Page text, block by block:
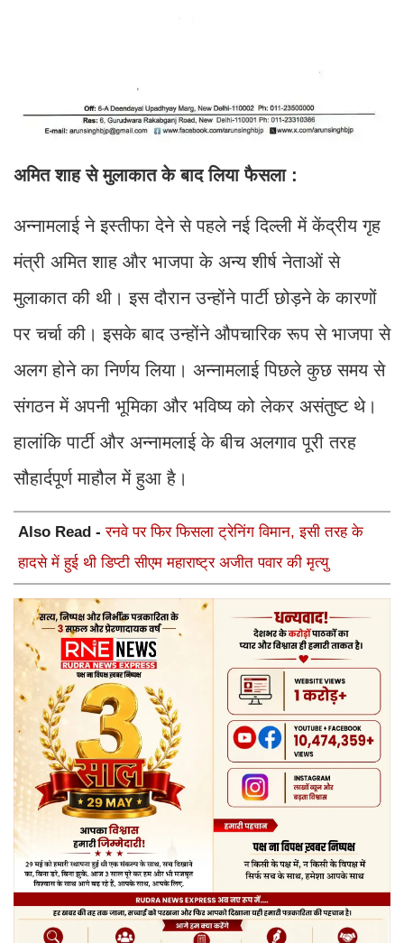
अमित शाह से मुलाकात के बाद लिया फैसला :
अन्नामलाई ने इस्तीफा देने से पहले नई दिल्ली में केंद्रीय गृह
मंत्री अमित शाह और भाजपा के अन्य शीर्ष नेताओं से
मुलाकात की थी। इस दौरान उन्होंने पार्टी छोड़ने के कारणों
पर चर्चा की। इसके बाद उन्होंने औपचारिक रूप से भाजपा से
अलग होने का निर्णय लिया। अन्नामलाई पिछले कुछ समय से
संगठन में अपनी भूमिका और भविष्य को लेकर असंतुष्ट थे।
हालांकि पार्टी और अन्नामलाई के बीच अलगाव पूरी तरह
सौहार्दपूर्ण माहौल में हुआ है।
Also Read -रनवे पर फिर फिसला ट्रेनिंग विमान, इसी तरह के
हादसे में हुई थी डिप्टी सीएम महाराष्ट्र अजीत पवार की मृत्यु